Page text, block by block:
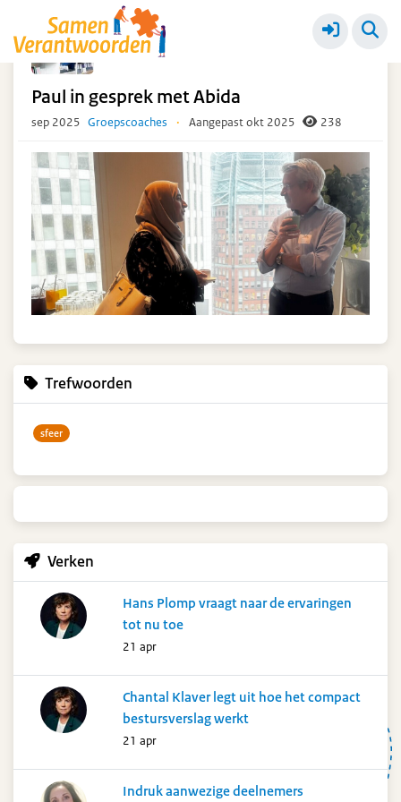
Ketendag 18 september 2025
Paul in gesprek met Abida
sep 2025 Groepscoaches · Aangepast okt 2025 238
Trefwoorden
sfeer
Verken
Hans Plomp vraagt naar de ervaringen
tot nu toe
21 apr
Chantal Klaver legt uit hoe het compact
bestursverslag werkt
21 apr
Indruk aanwezige deelnemers